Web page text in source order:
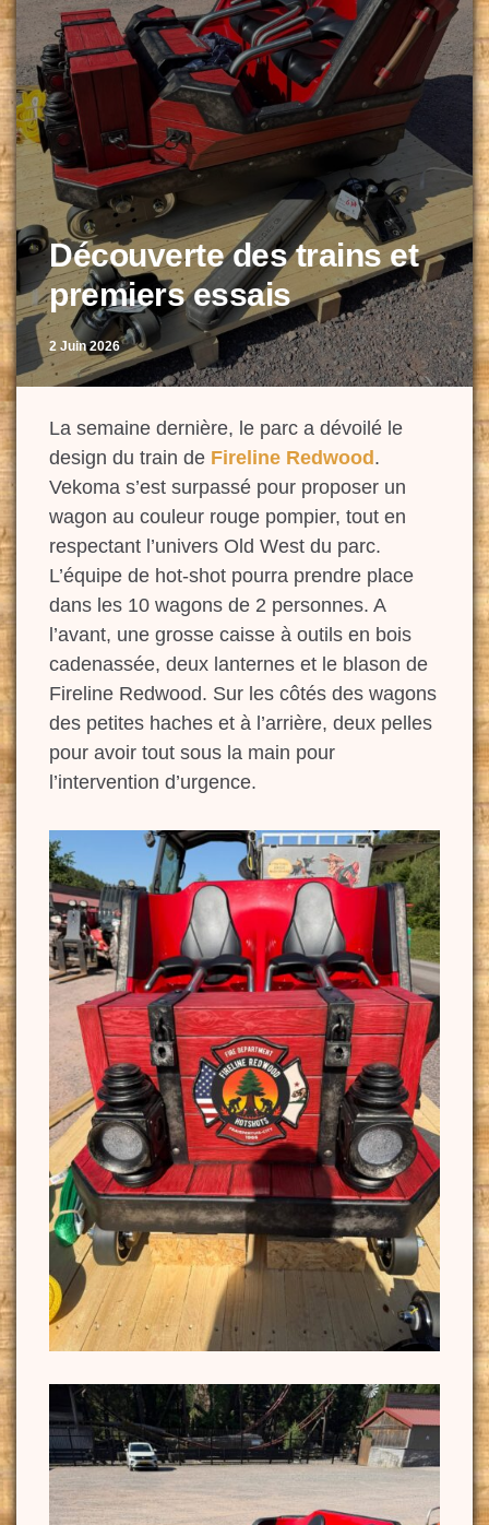
Découverte des trains et
premiers essais
2 Juin 2026
La semaine dernière, le parc a dévoilé le
design du train de Fireline Redwood .
Vekoma s’est surpassé pour proposer un
wagon au couleur rouge pompier, tout en
respectant l’univers Old West du parc.
L’équipe de hot-shot pourra prendre place
dans les 10 wagons de 2 personnes. A
l’avant, une grosse caisse à outils en bois
cadenassée, deux lanternes et le blason de
Fireline Redwood. Sur les côtés des wagons
des petites haches et à l’arrière, deux pelles
pour avoir tout sous la main pour
l’intervention d’urgence.